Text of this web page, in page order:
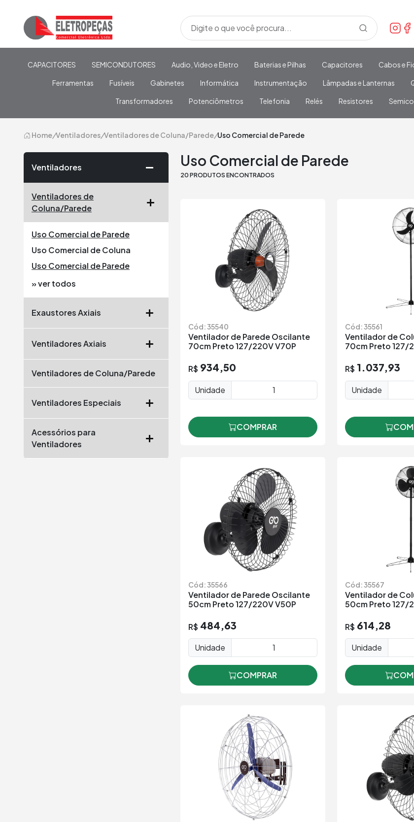
CAPACITORES SEMICONDUTORES Audio, Video e Eletro Baterias e Pilhas Capacitores Cabos e
Ferramentas Fusíveis Gabinetes Informática Instrumentação Lâmpadas e Lanternas
Transformadores Potenciômetros Telefonia Relés Resistores
Home/Ventiladores/Ventiladores de Coluna/Parede/Uso Comercial de Parede
Ventiladores
Ventiladores de
Coluna/Parede
Uso Comercial de Parede
Uso Comercial de Coluna
Uso Comercial de Parede
» ver todos
Exaustores Axiais
Ventiladores Axiais
Ventiladores de Coluna/Parede
Ventiladores Especiais
Acessórios para
Ventiladores
Uso Comercial de Parede
20 PRODUTOS ENCONTRADOS
Cód: 35540
Ventilador de Parede Oscilante
70cm Preto 127/220V V70P
R$ 934,50
Unidade
COMPRAR
Cód: 35561
Ventilador de
70cm Preto 127/
R$ 1.037,93
Unidade
Cód: 35566
Ventilador de Parede Oscilante
50cm Preto 127/220V V50P
R$ 484,63
Unidade
COMPRAR
Cód: 35567
Ventilador de
50cm Preto 127/
R$ 614,28
Unidade